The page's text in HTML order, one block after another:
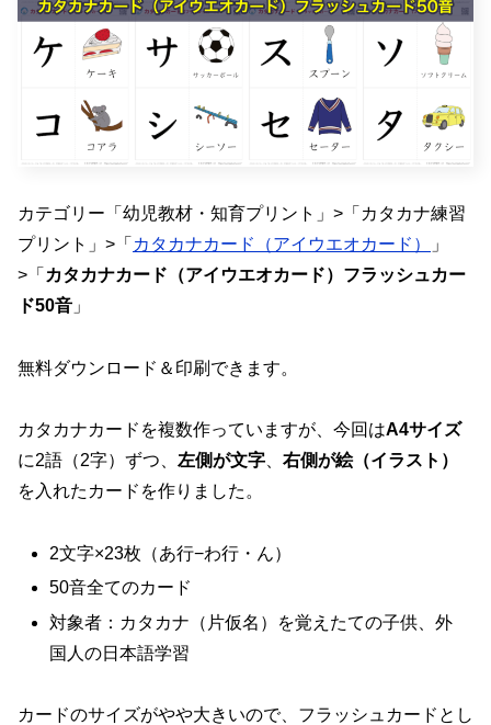
カテゴリー「幼児教材・知育プリント」>「カタカナ練習
プリント」>「 カタカナカード（アイウエオカード）
」
>「 カタカナカード（アイウエオカード）フラッシュカー
ド50音 」
無料ダウンロード＆印刷できます。
カタカナカードを複数作っていますが、今回はA4サイズ
に2語（2字）ずつ、 左側が文字
右側が絵（イラスト）
を入れたカードを作りました。
2文字×23枚（あ行−わ行・ん）
50音全てのカード
対象者：カタカナ（片仮名）を覚えたての子供、外
国人の日本語学習
カードのサイズがやや大きいので、フラッシュカードとし